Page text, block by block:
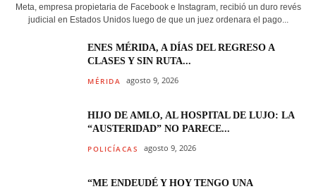
Meta, empresa propietaria de Facebook e Instagram, recibió un duro revés
judicial en Estados Unidos luego de que un juez ordenara el pago...
ENES MÉRIDA, A DÍAS DEL REGRESO A
CLASES Y SIN RUTA...
MÉRIDA agosto 9, 2026
HIJO DE AMLO, AL HOSPITAL DE LUJO: LA
“AUSTERIDAD” NO PARECE...
POLICÍACAS agosto 9, 2026
“ME ENDEUDÉ Y HOY TENGO UNA